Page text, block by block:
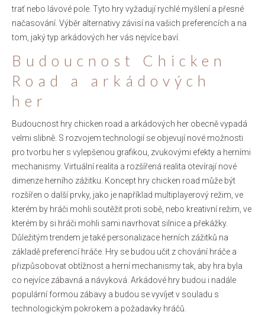
trať nebo lávové pole. Tyto hry vyžadují rychlé myšlení a přesné
načasování. Výběr alternativy závisí na vašich preferencích a na
tom, jaký typ arkádových her vás nejvíce baví.
Budoucnost Chicken
Road a arkádových
her
Budoucnost hry chicken road a arkádových her obecně vypadá
velmi slibně. S rozvojem technologií se objevují nové možnosti
pro tvorbu her s vylepšenou grafikou, zvukovými efekty a herními
mechanismy. Virtuální realita a rozšířená realita otevírají nové
dimenze herního zážitku. Koncept hry chicken road může být
rozšířen o další prvky, jako je například multiplayerový režim, ve
kterém by hráči mohli soutěžit proti sobě, nebo kreativní režim, ve
kterém by si hráči mohli sami navrhovat silnice a překážky.
Důležitým trendem je také personalizace herních zážitků na
základě preferencí hráče. Hry se budou učit z chování hráče a
přizpůsobovat obtížnost a herní mechanismy tak, aby hra byla
co nejvíce zábavná a návyková. Arkádové hry budou i nadále
populární formou zábavy a budou se vyvíjet v souladu s
technologickým pokrokem a požadavky hráčů.